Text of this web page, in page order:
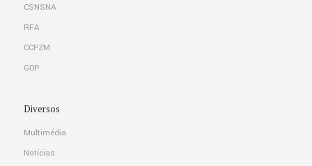
CSNSNA
RFA
CCPZM
GDP
Diversos
Multimédia
Notícias